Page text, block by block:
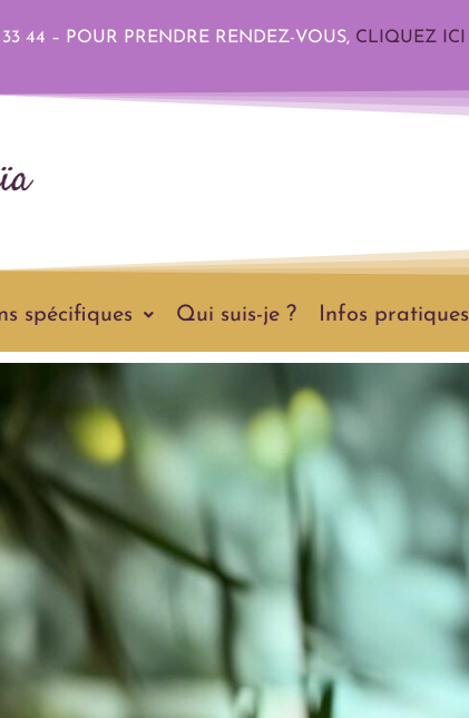
44 – POUR PRENDRE RENDEZ-VOUS, CLIQUEZ ICI
spécifiques Qui suis-je ? Infos pratiques